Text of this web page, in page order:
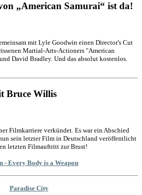
„American Samurai“ ist da!
mit Lyle Goodwin einen Director's Cut
Martial-Arts-Actioners "American
David Bradley. Und das absolut kostenlos.
Bruce Willis
Filmkarriere verkündet. Es war ein Abschied
sein letzter Film in Deutschland veröffentlicht
letzten Filmauftritt zur Brust!
- Every Body is a Weapon
Paradise City